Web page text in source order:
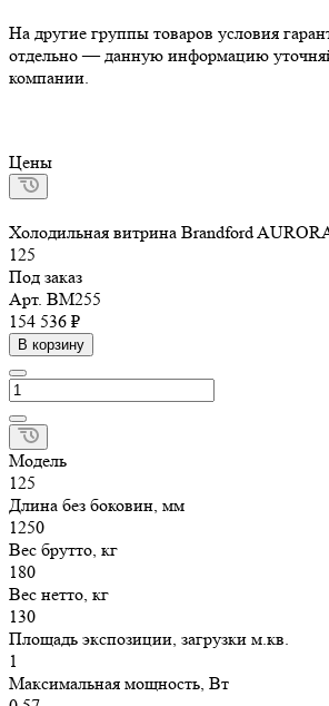
На другие группы товаров условия
отдельно — данную информацию
компании.
Цены
Холодильная витрина Brandford
125
Под заказ
Арт. ВМ255
154 536 ₽
В корзину
Модель
125
Длина без боковин, мм
1250
Вес брутто, кг
180
Вес нетто, кг
130
Площадь экспозиции, загрузки м.кв.
1
Максимальная мощность, Вт